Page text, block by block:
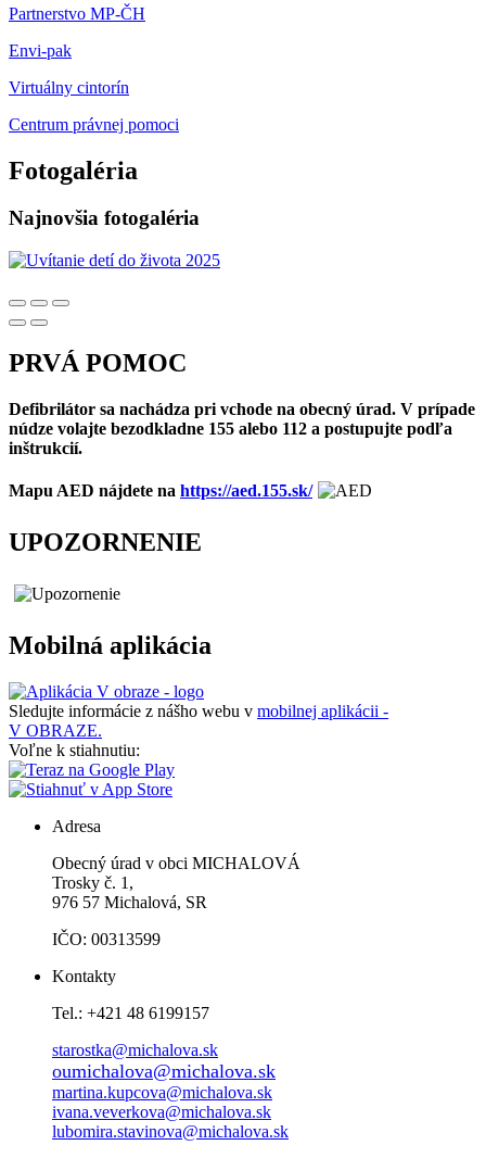
Partnerstvo MP-ČH
Envi-pak
Virtuálny cintorín
Centrum právnej pomoci
Fotogaléria
Najnovšia fotogaléria
PRVÁ POMOC
Defibrilátor sa nachádza pri vchode na obecný úrad. V prípade
núdze volajte bezodkladne 155 alebo 112 a postupujte podľa
inštrukcií.
Mapu AED nájdete na https://aed.155.sk/
UPOZORNENIE
Mobilná aplikácia
Sledujte informácie z nášho webu v mobilnej aplikácii -
V OBRAZE.
Voľne k stiahnutiu:
Adresa
Obecný úrad v obci MICHALOVÁ
Trosky č. 1,
976 57 Michalová, SR
IČO: 00313599
Kontakty
Tel.: +421 48 6199157
starostka@michalova.sk
oumichalova@michalova.sk
martina.kupcova@michalova.sk
ivana.veverkova@michalova.sk
lubomira.stavinova@michalova.sk